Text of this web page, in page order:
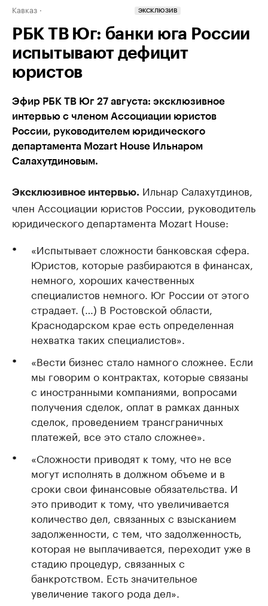
Кавказ ЭКСКЛЮЗИВ
РБК ТВ Юг: банки юга России
испытывают дефицит
юристов
Эфир РБК ТВ Юг 27 августа: эксклюзивное
интервью с членом Ассоциации юристов
России, руководителем юридического
департамента Mozart House Ильнаром
Салахутдиновым.
Эксклюзивное интервью. Ильнар Салахутдинов,
член Ассоциации юристов России, руководитель
юридического департамента Mozart House:
«Испытывает сложности банковская сфера.
Юристов, которые разбираются в финансах,
немного, хороших качественных
специалистов немного. Юг России от этого
страдает. (…) В Ростовской области,
Краснодарском крае есть определенная
нехватка таких специалистов».
«Вести бизнес стало намного сложнее. Если
мы говорим о контрактах, которые связаны
с иностранными компаниями, вопросами
получения сделок, оплат в рамках данных
сделок, проведением трансграничных
платежей, все это стало сложнее».
«Сложности приводят к тому, что не все
могут исполнять в должном объеме и в
сроки свои финансовые обязательства. И
это приводит к тому, что увеличивается
количество дел, связанных с взысканием
задолженности, с тем, что задолженность,
которая не выплачивается, переходит уже в
стадию процедур, связанных с
банкротством. Есть значительное
увеличение такого рода дел».